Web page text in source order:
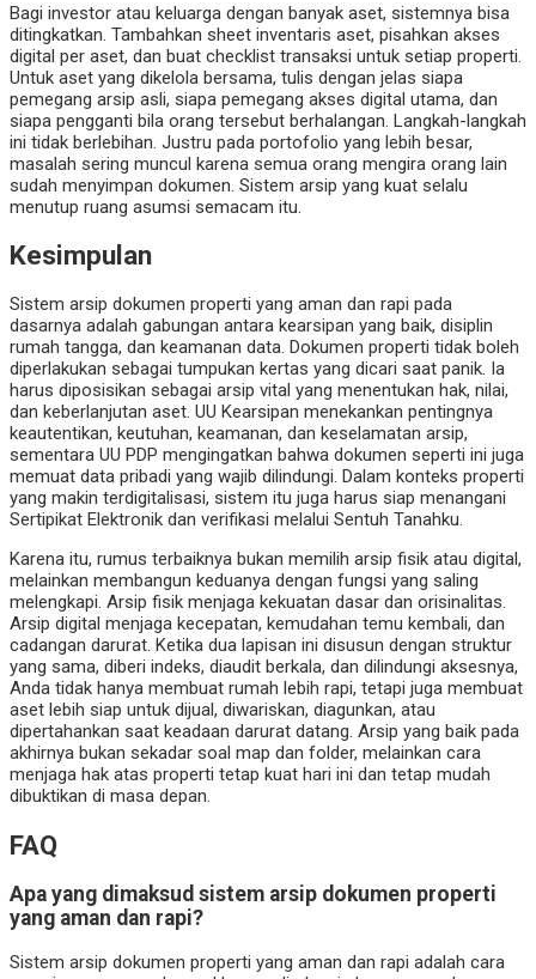
Bagi investor atau keluarga dengan banyak aset, sistemnya bisa
ditingkatkan. Tambahkan sheet inventaris aset, pisahkan akses
digital per aset, dan buat checklist transaksi untuk setiap properti.
Untuk aset yang dikelola bersama, tulis dengan jelas siapa
pemegang arsip asli, siapa pemegang akses digital utama, dan
siapa pengganti bila orang tersebut berhalangan. Langkah-langkah
ini tidak berlebihan. Justru pada portofolio yang lebih besar,
masalah sering muncul karena semua orang mengira orang lain
sudah menyimpan dokumen. Sistem arsip yang kuat selalu
menutup ruang asumsi semacam itu.
Kesimpulan
Sistem arsip dokumen properti yang aman dan rapi pada
dasarnya adalah gabungan antara kearsipan yang baik, disiplin
rumah tangga, dan keamanan data. Dokumen properti tidak boleh
diperlakukan sebagai tumpukan kertas yang dicari saat panik. Ia
harus diposisikan sebagai arsip vital yang menentukan hak, nilai,
dan keberlanjutan aset. UU Kearsipan menekankan pentingnya
keautentikan, keutuhan, keamanan, dan keselamatan arsip,
sementara UU PDP mengingatkan bahwa dokumen seperti ini juga
memuat data pribadi yang wajib dilindungi. Dalam konteks properti
yang makin terdigitalisasi, sistem itu juga harus siap menangani
Sertipikat Elektronik dan verifikasi melalui Sentuh Tanahku.
Karena itu, rumus terbaiknya bukan memilih arsip fisik atau digital,
melainkan membangun keduanya dengan fungsi yang saling
melengkapi. Arsip fisik menjaga kekuatan dasar dan orisinalitas.
Arsip digital menjaga kecepatan, kemudahan temu kembali, dan
cadangan darurat. Ketika dua lapisan ini disusun dengan struktur
yang sama, diberi indeks, diaudit berkala, dan dilindungi aksesnya,
Anda tidak hanya membuat rumah lebih rapi, tetapi juga membuat
aset lebih siap untuk dijual, diwariskan, diagunkan, atau
dipertahankan saat keadaan darurat datang. Arsip yang baik pada
akhirnya bukan sekadar soal map dan folder, melainkan cara
menjaga hak atas properti tetap kuat hari ini dan tetap mudah
dibuktikan di masa depan.
FAQ
Apa yang dimaksud sistem arsip dokumen properti
yang aman dan rapi?
Sistem arsip dokumen properti yang aman dan rapi adalah cara